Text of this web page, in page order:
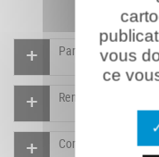
Participer à
Rendre un
Compléter la fiche
vous
ce